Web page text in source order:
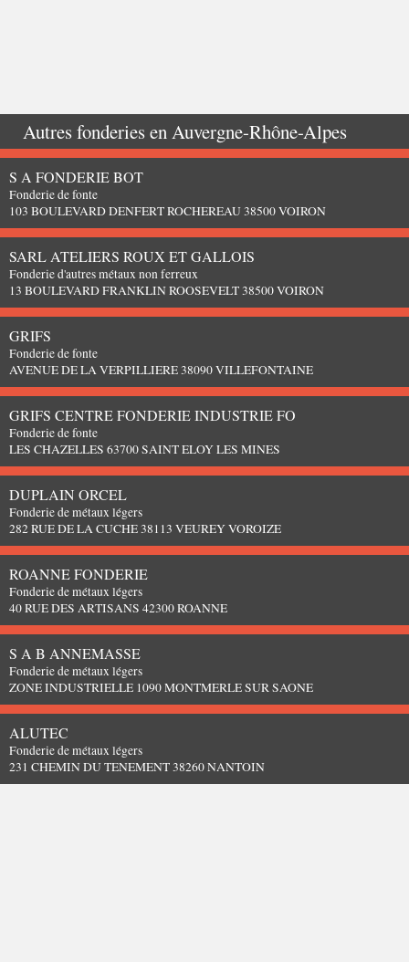
Autres fonderies enAuvergne-Rhône-Alpes
S A FONDERIE BOT
Fonderie de fonte
103 BOULEVARD DENFERT ROCHEREAU 38500 VOIRON
SARL ATELIERS ROUX ET GALLOIS
Fonderie d'autres métaux non ferreux
13 BOULEVARD FRANKLIN ROOSEVELT 38500 VOIRON
GRIFS
Fonderie de fonte
AVENUE DE LA VERPILLIERE 38090 VILLEFONTAINE
GRIFS CENTRE FONDERIE INDUSTRIE FO
Fonderie de fonte
LES CHAZELLES 63700 SAINT ELOY LES MINES
DUPLAIN ORCEL
Fonderie de métaux légers
282 RUE DE LA CUCHE 38113 VEUREY VOROIZE
ROANNE FONDERIE
Fonderie de métaux légers
40 RUE DES ARTISANS 42300 ROANNE
S A B ANNEMASSE
Fonderie de métaux légers
ZONE INDUSTRIELLE 1090 MONTMERLE SUR SAONE
ALUTEC
Fonderie de métaux légers
231 CHEMIN DU TENEMENT 38260 NANTOIN